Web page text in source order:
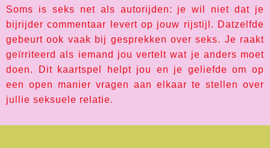
Soms is seks net als autorijden: je wil niet dat je
bijrijder commentaar levert op jouw rijstijl. Datzelfde
gebeurt ook vaak bij gesprekken over seks. Je raakt
geïrriteerd als iemand jou vertelt wat je anders moet
doen. Dit kaartspel helpt jou en je geliefde om op
een open manier vragen aan elkaar te stellen over
jullie seksuele relatie.